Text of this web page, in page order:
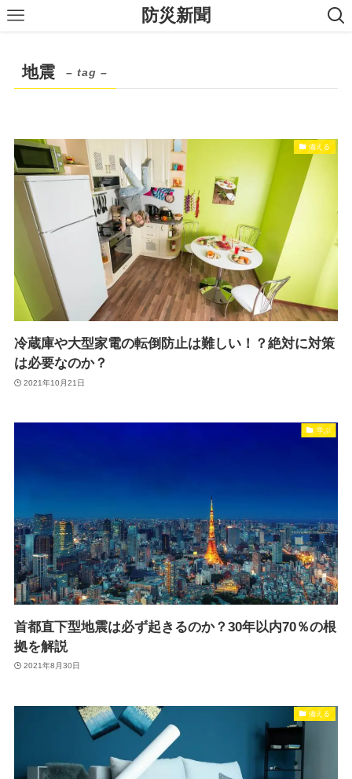
防災新聞
地震 – tag –
備える
冷蔵庫や大型家電の転倒防止は難しい！？絶対に対策
は必要なのか？
2021年10月21日
学ぶ
首都直下型地震は必ず起きるのか？30年以内70％の根
拠を解説
2021年8月30日
備える